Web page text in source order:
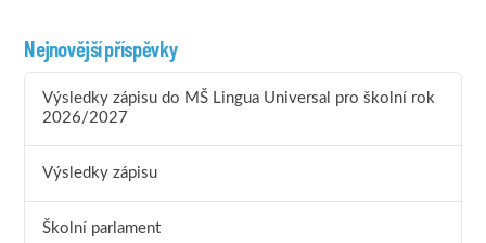
Nejnovější příspěvky
Výsledky zápisu do MŠ Lingua Universal pro školní rok
2026/2027
Výsledky zápisu
Školní parlament